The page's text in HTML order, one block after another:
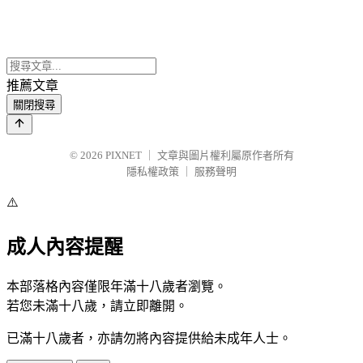
推薦文章
關閉搜尋
© 2026 PIXNET
文章與圖片權利屬原作者所有
隱私權政策
服務聲明
⚠️
成人內容提醒
本部落格內容僅限年滿十八歲者瀏覽。
若您未滿十八歲，請立即離開。
已滿十八歲者，亦請勿將內容提供給未成年人士。